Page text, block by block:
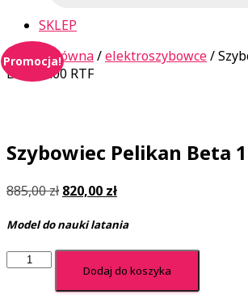
SKLEP
Strona główna/elektroszybowce/
Beta 1400 RTF
Promocja!
Szybowiec Pelikan Beta
885,00zł Pierwotna
wynosiła:
820,00 złAktualna
wynosi:
Model do nauki latania
ilość
Dodaj do koszyka